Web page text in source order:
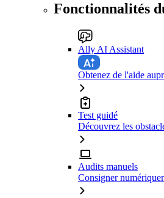
Fonctionnalités
Ally AI Assistant
Obtenez de l'aide
Test guidé
Découvrez les
Audits manuels
Consigner